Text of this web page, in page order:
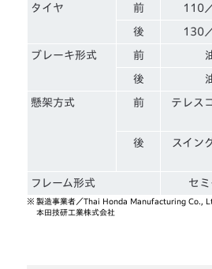
タイヤ 前 110
後 130
ブレーキ形式 前
後
懸架方式 前
テレス
後
スイン
フレーム形式 セ
※ 製造事業者／Thai Honda Manufacturing Co.,
本田技研工業株式会社